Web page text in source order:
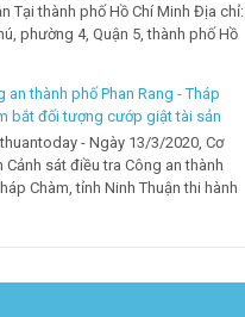
Tại thành phố Hồ Chí Minh Địa chỉ:
phường 4, Quận 5, thành phố Hồ
an thành phố Phan Rang - Tháp
bắt đối tượng cướp giật tài sản
- Ngày 13/3/2020, Cơ
Cảnh sát điều tra Công an thành
Chàm, tỉnh Ninh Thuận thi hành